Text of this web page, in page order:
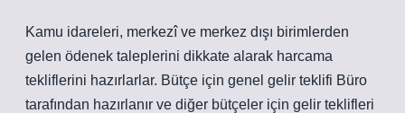
Kamu idareleri, merkezî ve merkez dışı birimlerden
gelen ödenek taleplerini dikkate alarak harcama
tekliflerini hazırlarlar. Bütçe için genel gelir teklifi Büro
tarafından hazırlanır ve diğer bütçeler için gelir teklifleri